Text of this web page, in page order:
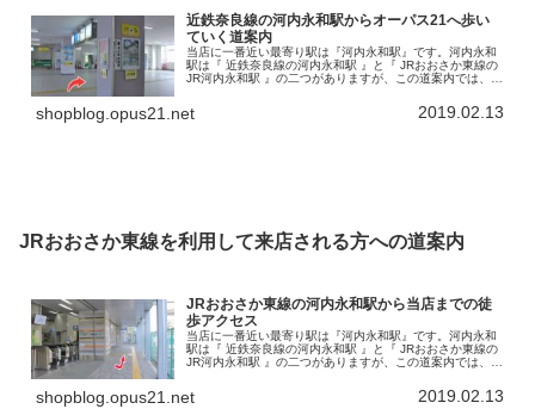
近鉄奈良線の河内永和駅からオーパス21へ歩い
ていく道案内
当店に一番近い最寄り駅は『河内永和駅』です。河内永和
駅は『 近鉄奈良線の河内永和駅 』と『 JRおおさか東線の
JR河内永和駅 』の二つがありますが、この道案内では、近
shopblog.opus21.net 2019.02.13
JRおおさか東線を利用して来店される方への道案内
JRおおさか東線の河内永和駅から当店までの徒
歩アクセス
当店に一番近い最寄り駅は『河内永和駅』です。河内永和
駅は『 近鉄奈良線の河内永和駅 』と『 JRおおさか東線の
JR河内永和駅 』の二つがありますが、この道案内では、
shopblog.opus21.net 2019.02.13